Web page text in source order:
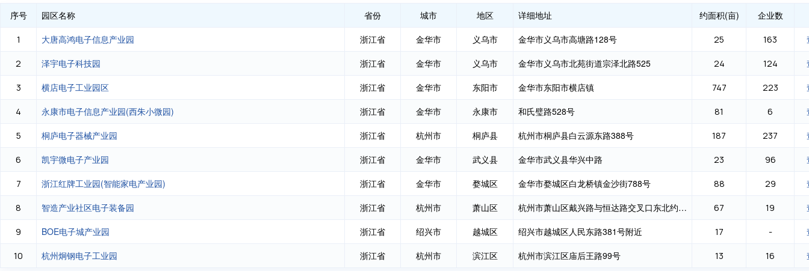
序号 园区名称 省份 城市 地区 详细地址 约面积(亩) 企业数
1 大唐高鸿电子信息产业园 浙江省 金华市 义乌市 金华市义乌市高塘路128号 25 163
2 泽宇电子科技园 浙江省 金华市 义乌市 金华市义乌市北苑街道宗泽北路525 24 124
3 横店电子工业园区 浙江省 金华市 东阳市 金华市东阳市横店镇 747 223
4 永康市电子信息产业园(西朱小微园) 浙江省 金华市 永康市 和氏璧路528号 81 6
5 桐庐电子器械产业园 浙江省 杭州市 桐庐县 杭州市桐庐县白云源东路388号 187 237
6 凯宇微电子产业园 浙江省 金华市 武义县 金华市武义县华兴中路 23 96
7 浙江红牌工业园(智能家电产业园) 浙江省 金华市 婺城区 金华市婺城区白龙桥镇金沙街788号 88 29
8 智造产业社区电子装备园 浙江省 杭州市 萧山区 杭州市萧山区戴兴路与恒达路交叉口东北约20米 67 19
9 BOE电子城产业园 浙江省 绍兴市 越城区 绍兴市越城区人民东路381号附近 17 -
10 杭州炯钢电子工业园 浙江省 杭州市 滨江区 杭州市滨江区庙后王路99号 13 16